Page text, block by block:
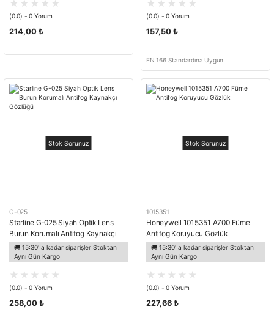
(0.0) - 0 Yorum
214,00 ₺
(0.0) - 0 Yorum
157,50 ₺
EN 166 Standardına Uygun
Stok Sorunuz
G-025
Starline G-025 Siyah Optik Lens
Burun Korumalı Antifog Kaynakçı
Gözlüğü
🚚 15:30' a kadar siparişler Stoktan
Aynı Gün Kargo
(0.0) - 0 Yorum
258,00 ₺
Stok Sorunuz
1015351
Honeywell 1015351 A700 Füme
Antifog Koruyucu Gözlük
🚚 15:30' a kadar siparişler Stoktan
Aynı Gün Kargo
(0.0) - 0 Yorum
227,66 ₺